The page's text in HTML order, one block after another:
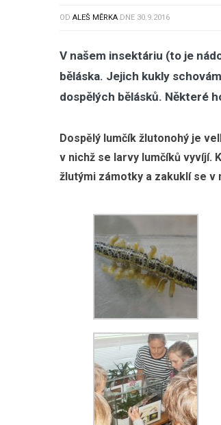
OD ALEŠ MĚRKA DNE 30.9.2016
V našem insektáriu (to je
běláska. Jejich kukly
dospělých bělásků. Některé
Dospělý lumčík žlutonohý je
v nichž se larvy lumčíků vyvíjí.
žlutými zámotky a zakuklí se v